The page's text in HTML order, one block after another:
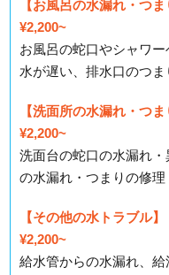
【お風呂の水漏れ・つま
¥2,200~
お風呂の蛇口やシャワ
水が遅い、排水口のつ
【洗面所の水漏れ・つま
¥2,200~
洗面台の蛇口の水漏れ
の水漏れ・つまりの修理
【その他の水トラブル】
¥2,200~
給水管からの水漏れ、